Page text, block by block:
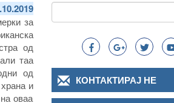
за
од
таа
од
и
оваа
Search
Пребарување
КОНТАКТИРАЈ НЕ